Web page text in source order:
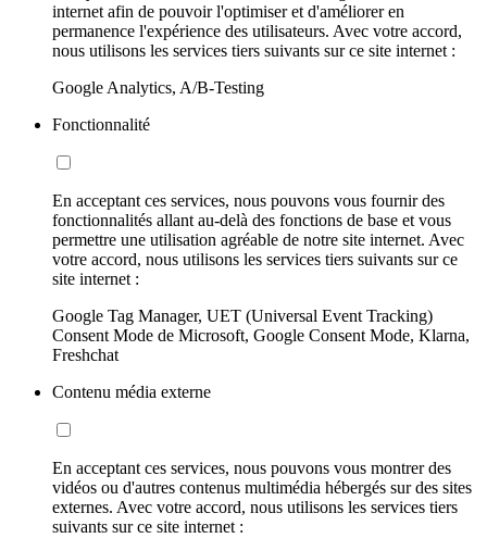
internet afin de pouvoir l'optimiser et d'améliorer en
permanence l'expérience des utilisateurs. Avec votre accord,
nous utilisons les services tiers suivants sur ce site internet :
Google Analytics, A/B-Testing
Fonctionnalité
En acceptant ces services, nous pouvons vous fournir des
fonctionnalités allant au-delà des fonctions de base et vous
permettre une utilisation agréable de notre site internet. Avec
votre accord, nous utilisons les services tiers suivants sur ce
site internet :
Google Tag Manager, UET (Universal Event Tracking)
Consent Mode de Microsoft, Google Consent Mode, Klarna,
Freshchat
Contenu média externe
En acceptant ces services, nous pouvons vous montrer des
vidéos ou d'autres contenus multimédia hébergés sur des sites
externes. Avec votre accord, nous utilisons les services tiers
suivants sur ce site internet :